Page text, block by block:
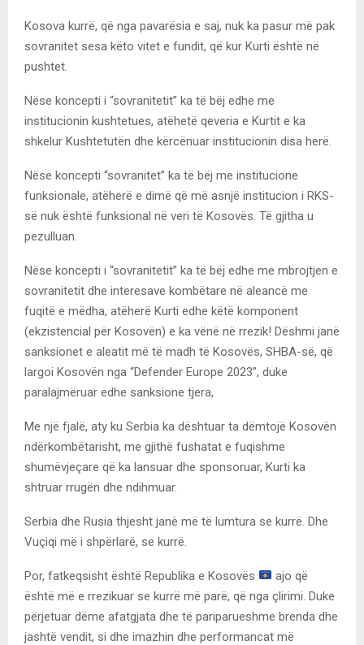
Kosova kurrë, që nga pavarësia e saj, nuk ka pasur më pak
sovranitet sesa këto vitet e fundit, që kur Kurti është në
pushtet.
Nëse koncepti i “sovranitetit” ka të bëj edhe me
institucionin kushtetues, atëhetë qeveria e Kurtit e ka
shkelur Kushtetutën dhe kërcënuar institucionin disa herë.
Nëse koncepti “sovranitet” ka të bëj me institucione
funksionale, atëherë e dimë që më asnjë institucion i RKS-
së nuk është funksional në veri të Kosovës. Të gjitha u
pezulluan.
Nëse koncepti i “sovranitetit” ka të bëj edhe me mbrojtjen e
sovranitetit dhe interesave kombëtare në aleancë me
fuqitë e mëdha, atëherë Kurti edhe këtë komponent
(ekzistencial për Kosovën) e ka vënë në rrezik! Dëshmi janë
sanksionet e aleatit më të madh të Kosovës, SHBA-së, që
largoi Kosovën nga “Defender Europe 2023”, duke
paralajmëruar edhe sanksione tjera,
Me një fjalë, aty ku Serbia ka dështuar ta dëmtojë Kosovën
ndërkombëtarisht, me gjithë fushatat e fuqishme
shumëvjeçare që ka lansuar dhe sponsoruar, Kurti ka
shtruar rrugën dhe ndihmuar.
Serbia dhe Rusia thjesht janë më të lumtura se kurrë. Dhe
Vuçiqi më i shpërlarë, se kurrë.
Por, fatkeqsisht është Republika e Kosovës
ajo që
është më e rrezikuar se kurrë më parë, që nga çlirimi. Duke
përjetuar dëme afatgjata dhe të pariparueshme brenda dhe
jashtë vendit, si dhe imazhin dhe performancat më